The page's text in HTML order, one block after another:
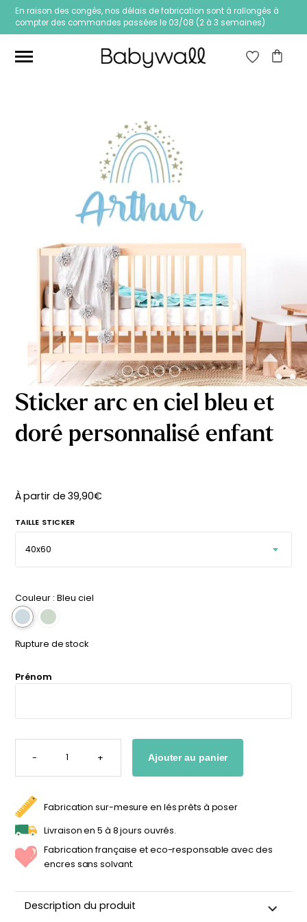
En raison des congés, nos délais de fabrication sont à rallongés à
compter des commandes passées le 03/08 (2 à 3 semaines)
Papier peint Fleurs
délicates
À partir
de
29,90 €
Papier peint jungle
beige
À partir
de
29,90 €
Affiche bébé Mes
premières fois
personnalisable
À partir
Sticker arc en ciel bleu et
doré personnalisé enfant
À partir de39,90€
TAILLE STICKER
Couleur : Bleu ciel
Rupture de stock
Prénom
-
QUANTITÉ
STICKER
EN
DORÉ
+ Ajouter au panier
Fabrication sur-mesure en lés prêts à poser
Livraison en 5 à 8 jours ouvrés.
Fabrication française et eco-responsable avec des
encres sans solvant.
Description du produit